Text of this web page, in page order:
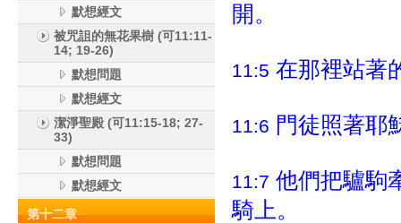
默想經文
被咒詛的無花果樹 (可11:11-
14; 19-26)
默想問題
默想經文
潔淨聖殿 (可11:15-18; 27-
33)
默想問題
默想經文
第十二章
開。
11:5 在那裡站著
11:6 門徒照著耶
11:7 他們把驢駒
騎上。